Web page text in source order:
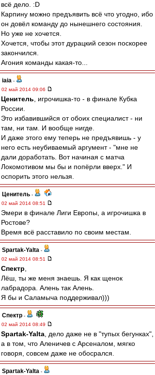
всё дело. :D
Карпину можно предъявить всё что угодно, ибо
он довёл команду до нынешнего состояния.
Но уже не хочется.
Хочется, чтобы этот дурацкий сезон поскорее
закончился.
Агония команды какая-то...
iaia -
02 май 2014 09:06
Ценитель , игрочишка-то - в финале Кубка
России.
Это избавившийся от обоих специалист - ни
там, ни там. И вообще нигде.
И даже этого ему теперь не предъявишь - у
него есть неубиваемый аргумент - "мне не
дали доработать. Вот начиная с матча
Локомотивом мы бы и попёрли вверх." И
оспорить этого нельзя.
Ценитель -
02 май 2014 08:51
Эмери в финале Лиги Европы, а игрочишка в
Ростове?
Время всё расставило по своим местам.
Spartak-Yalta -
02 май 2014 08:51
Спектр
Лёш, ты же меня знаешь. Я как щенок
лабрадора. Алень так Алень.
Я бы и Саламыча поддерживал)))
Спектр -
02 май 2014 08:49
Spartak-Yalta , дело даже не в "тупых бегунках",
а в том, что Аленичев с Арсеналом, мягко
говоря, совсем даже не обосрался.
Spartak-Yalta -